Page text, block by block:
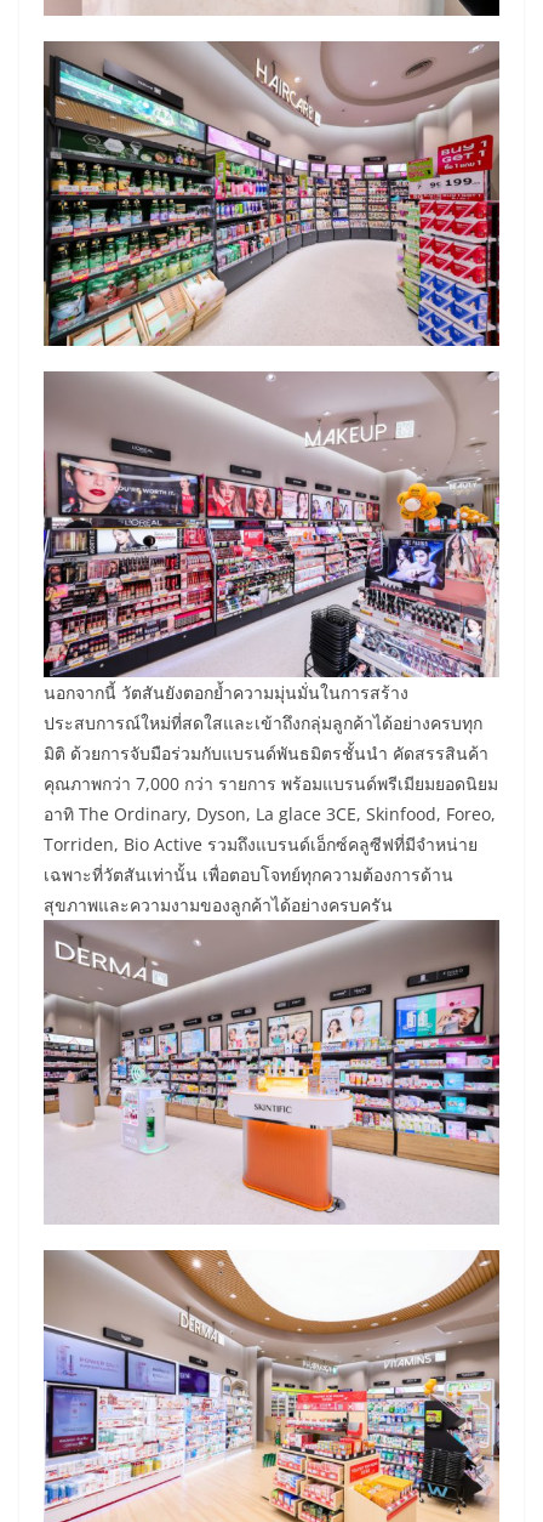
นอกจากนี้ วัตสันยังตอกย้ำความมุ่นมั่นในการสร้าง
ประสบการณ์ใหม่ที่สดใสและเข้าถึงกลุ่มลูกค้าได้อย่างครบทุก
มิติ ด้วยการจับมือร่วมกับแบรนด์พันธมิตรชั้นนำ คัดสรรสินค้า
คุณภาพกว่า 7,000 กว่า รายการ พร้อมแบรนด์พรีเมียมยอดนิยม
อาทิ The Ordinary, Dyson, La glace 3CE, Skinfood, Foreo,
Torriden, Bio Active รวมถึงแบรนด์เอ็กซ์คลูซีฟที่มีจำหน่าย
เฉพาะที่วัตสันเท่านั้น เพื่อตอบโจทย์ทุกความต้องการด้าน
สุขภาพและความงามของลูกค้าได้อย่างครบครัน